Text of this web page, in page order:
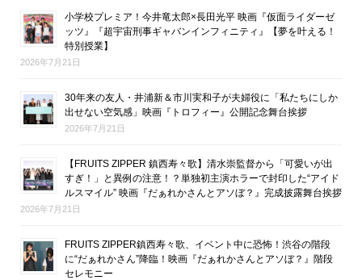
小学校プレミア！今井竜太郎×長田光平 映画『仮面ライダーゼ
ッツ』『超宇宙刑事ギャバンインフィニティ』【夢を叶える！
特別授業】
2026年7月21日
30年来の友人・井浦新＆市川実和子が夫婦役に「私たちにしか
出せない空気感」映画『トロフィー』公開記念舞台挨拶
2026年7月21日
【FRUITS ZIPPER 鎮西寿々歌】清水崇監督から「可愛いが出
すぎ！」と異例の注意！？単独初主演ホラーで封印した“アイド
ルスマイル” 映画『だぁれかさんとアソぼ？』完成披露舞台挨拶
2026年7月21日
FRUITS ZIPPER鎮西寿々歌、イベント中に恐怖！渋谷の階段
に“だぁれかさん”降臨！映画『だぁれかさんとアソぼ？』階段
セレモニー